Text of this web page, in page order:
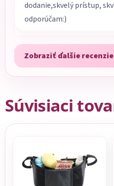
dodanie,skvelý prístup,
odporúčam:)
Zobraziť ďalšie recenzie
Súvisiaci